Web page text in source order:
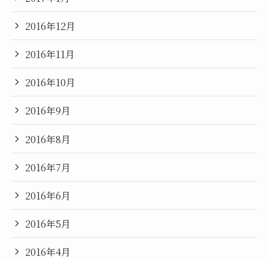
2016年12月
2016年11月
2016年10月
2016年9月
2016年8月
2016年7月
2016年6月
2016年5月
2016年4月